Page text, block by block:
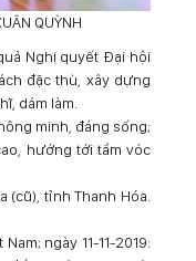
QUỲNH
Nghị quyết Đại hội
đặc thù, xây dựng
dám làm.
minh, đáng sống;
hướng tới tầm vóc
(cũ), tỉnh Thanh Hóa.
ngày 11-11-2019: